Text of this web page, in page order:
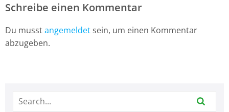
Schreibe einen Kommentar
Du musstangemeldet sein, um einen Kommentar
abzugeben.